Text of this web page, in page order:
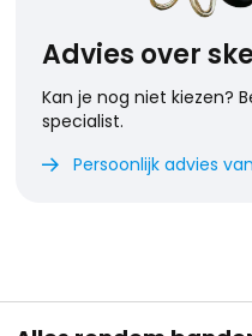
Advies over
Kan je nog niet kiezen?
specialist.
 Persoonlijk advies